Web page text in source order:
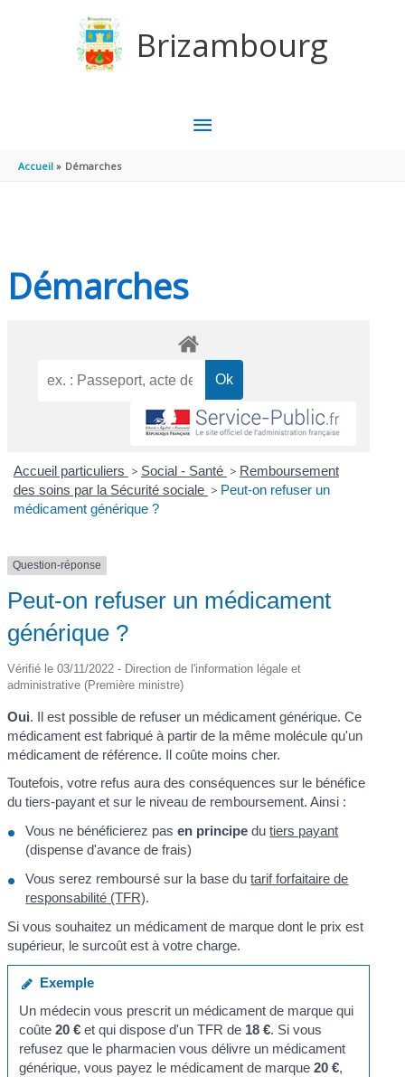
Brizambourg
MENU
Accueil Démarches
Démarches
Accueil particuliers > Social - Santé > Remboursement
des soins par la Sécurité sociale > Peut-on refuser un
médicament générique ?
Question-réponse
Peut-on refuser un médicament
générique ?
Vérifié le 03/11/2022 - Direction de l'information légale et
administrative (Première ministre)
Oui. Il est possible de refuser un médicament générique. Ce
médicament est fabriqué à partir de la même molécule qu'un
médicament de référence. Il coûte moins cher.
Toutefois, votre refus aura des conséquences sur le bénéfice
du tiers-payant et sur le niveau de remboursement. Ainsi :
Vous ne bénéficierez pasen principe dutiers payant
(dispense d'avance de frais)
Vous serez remboursé sur la base dutarif forfaitaire de
responsabilité (TFR).
Si vous souhaitez un médicament de marque dont le prix est
supérieur, le surcoût est à votre charge.
Exemple
Un médecin vous prescrit un médicament de marque qui
coûte 20 €et qui dispose d'un TFR de 18 €. Si vous
refusez que le pharmacien vous délivre un médicament
générique, vous payez le médicament de marque 20 €,